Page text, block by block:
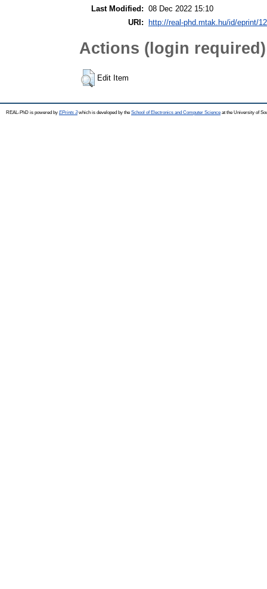
Last Modified: 08 Dec 2022 15:10
URI:
http://real-phd.mtak.hu/id/eprint/
Actions (login required)
Edit Item
REAL-PhD is powered by EPrints 3which is developed by the School of Electronics and Computer Science at the University of